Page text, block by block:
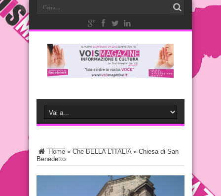
Home » Che BELLA L'ITALIA » Chiesa di San
Benedetto